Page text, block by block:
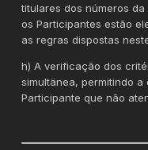
titulares dos números
os Participantes estão
as regras dispostas
h) A verificação dos
simultänea, permitindo
Participante que não